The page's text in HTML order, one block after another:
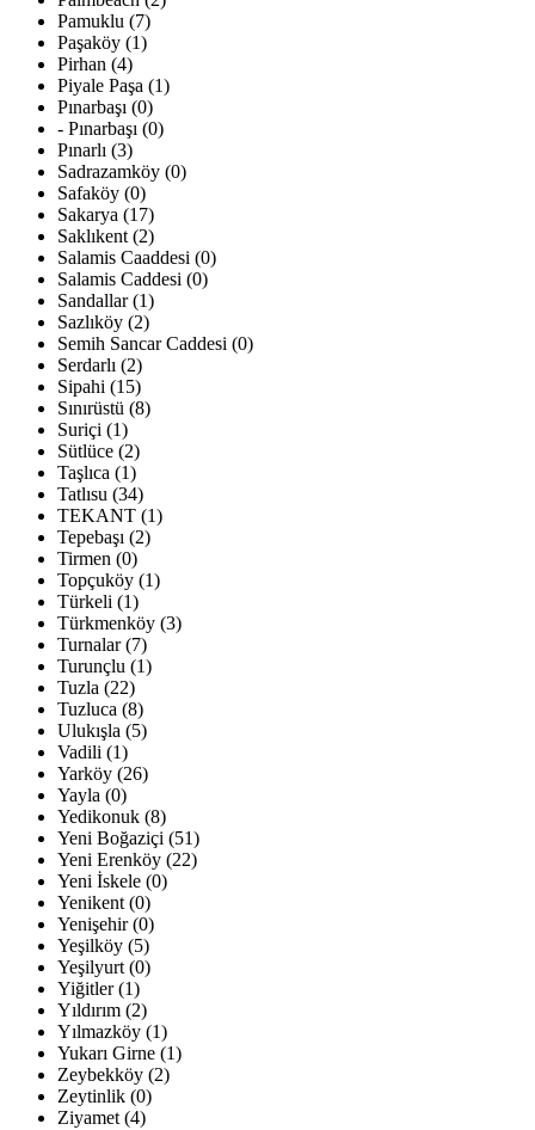
Pamuklu (7)
Paşaköy (1)
Pirhan (4)
Piyale Paşa (1)
Pınarbaşı (0)
- Pınarbaşı (0)
Pınarlı (3)
Sadrazamköy (0)
Safaköy (0)
Sakarya (17)
Saklıkent (2)
Salamis Caaddesi (0)
Salamis Caddesi (0)
Sandallar (1)
Sazlıköy (2)
Semih Sancar Caddesi (0)
Serdarlı (2)
Sipahi (15)
Sınırüstü (8)
Suriçi (1)
Sütlüce (2)
Taşlıca (1)
Tatlısu (34)
TEKANT (1)
Tepebaşı (2)
Tirmen (0)
Topçuköy (1)
Türkeli (1)
Türkmenköy (3)
Turnalar (7)
Turunçlu (1)
Tuzla (22)
Tuzluca (8)
Ulukışla (5)
Vadili (1)
Yarköy (26)
Yayla (0)
Yedikonuk (8)
Yeni Boğaziçi (51)
Yeni Erenköy (22)
Yeni İskele (0)
Yenikent (0)
Yenişehir (0)
Yeşilköy (5)
Yeşilyurt (0)
Yiğitler (1)
Yıldırım (2)
Yılmazköy (1)
Yukarı Girne (1)
Zeybekköy (2)
Zeytinlik (0)
Ziyamet (4)